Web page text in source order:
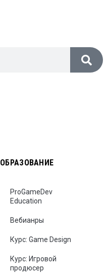
ОБРАЗОВАНИЕ
ProGameDev
Education
Вебианры
Курс: Game Design
Курс: Игровой
продюсер